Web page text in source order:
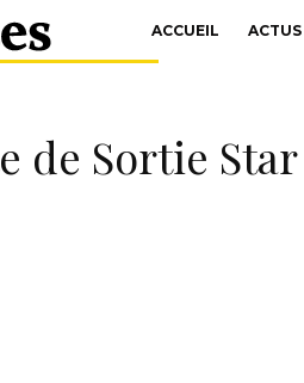
ACCUEIL ACTUS
de Sortie